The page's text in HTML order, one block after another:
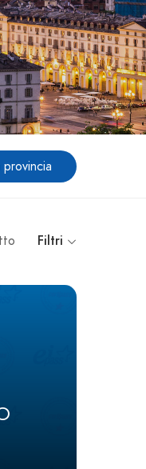
Filtri